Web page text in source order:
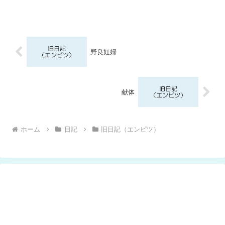
野良妊婦
献体
ホーム 日記 旧日記（エンピツ）